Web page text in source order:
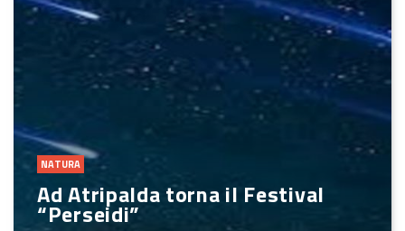
NATURA
Ad Atripalda torna il Festival
“Perseidi”